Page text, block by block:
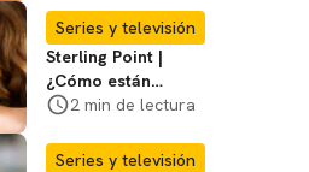
decimos
Series y televisión
Sterling Point |
¿Cómo están
conectados Annie,
Te explicamos
2 min de lectura
Series y televisión